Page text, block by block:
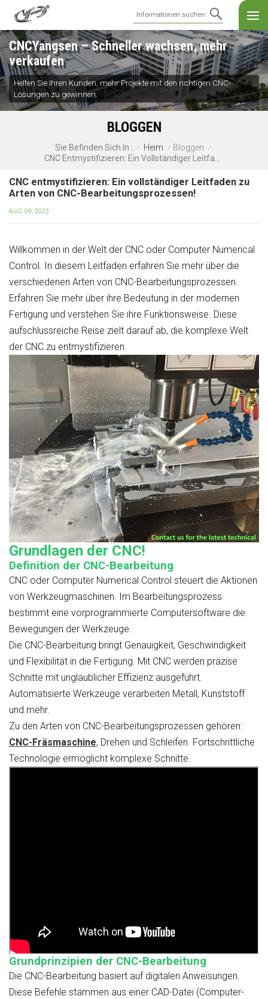
CNCYangsen – Schneller wachsen, mehr
verkaufen
Helfen Sie Ihren Kunden, mehr Projekte mit den richtigen CNC-
Lösungen zu gewinnen.
BLOGGEN
Sie Befinden Sich In : / Heim / Bloggen /
CNC entmystifizieren: Ein vollständiger Leitfaden zu
Arten von CNC-Bearbeitungsprozessen!
AUG 09, 2023
Willkommen in der Welt der CNC oder Computer Numerical
Control. In diesem Leitfaden erfahren Sie mehr über die
verschiedenen Arten von CNC-Bearbeitungsprozessen.
Erfahren Sie mehr über ihre Bedeutung in der modernen
Fertigung und verstehen Sie ihre Funktionsweise. Diese
aufschlussreiche Reise zielt darauf ab, die komplexe Welt
der CNC zu entmystifizieren.
Grundlagen der CNC!
Definition der CNC-Bearbeitung
CNC oder Computer Numerical Control steuert die Aktionen
von Werkzeugmaschinen. Im Bearbeitungsprozess
bestimmt eine vorprogrammierte Computersoftware die
Bewegungen der Werkzeuge.
Die CNC-Bearbeitung bringt Genauigkeit, Geschwindigkeit
und Flexibilität in die Fertigung. Mit CNC werden präzise
Schnitte mit unglaublicher Effizienz ausgeführt.
Automatisierte Werkzeuge verarbeiten Metall, Kunststoff
und mehr.
Zu den Arten von CNC-Bearbeitungsprozessen gehören:
CNC-Fräsmaschine, Drehen und Schleifen. Fortschrittliche
Technologie ermöglicht komplexe Schnitte.
Grundprinzipien der CNC-Bearbeitung
Die CNC-Bearbeitung basiert auf digitalen Anweisungen.
Diese Befehle stammen aus einer CAD-Datei (Computer-